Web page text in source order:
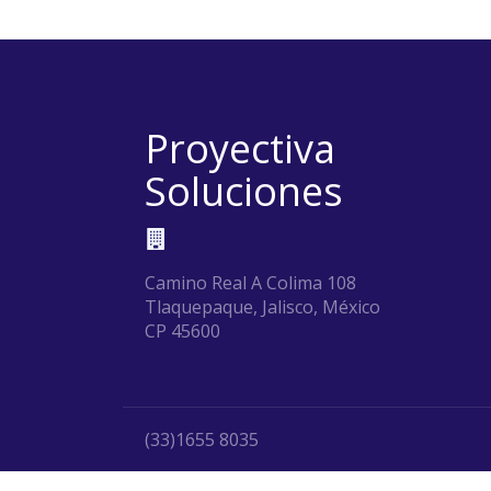
Proyectiva
Soluciones
Camino Real A Colima 108
Tlaquepaque, Jalisco, México
CP 45600
(33)1655 8035